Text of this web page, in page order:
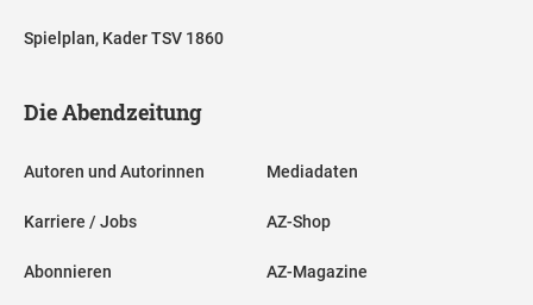
Spielplan, Kader TSV 1860
Die Abendzeitung
Autoren und Autorinnen
Karriere / Jobs
Abonnieren
Mediadaten
AZ-Shop
AZ-Magazine